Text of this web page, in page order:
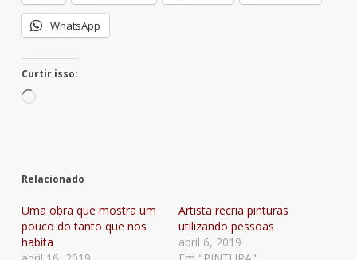
WhatsApp
Curtir isso:
Carregando...
Relacionado
Uma obra que mostra um
pouco do tanto que nos
habita
Artista recria pinturas
utilizando pessoas
abril 6, 2019